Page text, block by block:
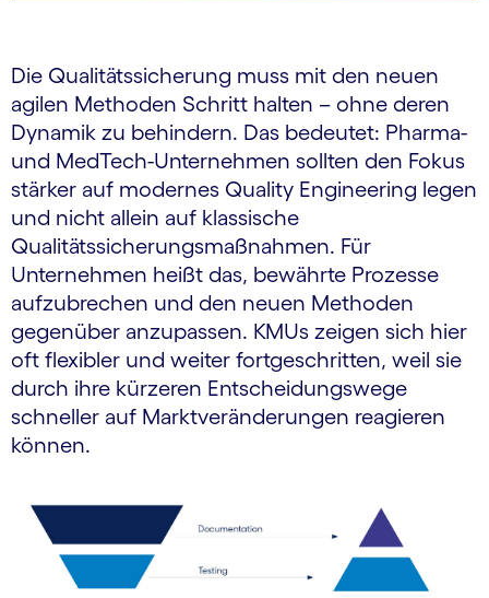
Die Qualitätssicherung muss mit den neuen
agilen Methoden Schritt halten – ohne deren
Dynamik zu behindern. Das bedeutet: Pharma-
und MedTech-Unternehmen sollten den Fokus
stärker auf modernes Quality Engineering legen
und nicht allein auf klassische
Qualitätssicherungsmaßnahmen. Für
Unternehmen heißt das, bewährte Prozesse
aufzubrechen und den neuen Methoden
gegenüber anzupassen. KMUs zeigen sich hier
oft flexibler und weiter fortgeschritten, weil sie
durch ihre kürzeren Entscheidungswege
schneller auf Marktveränderungen reagieren
können.